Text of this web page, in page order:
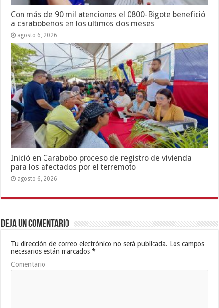
Con más de 90 mil atenciones el 0800-Bigote benefició
a carabobeños en los últimos dos meses
agosto 6, 2026
Inició en Carabobo proceso de registro de vivienda
para los afectados por el terremoto
agosto 6, 2026
Deja un comentario
Tu dirección de correo electrónico no será publicada. Los campos
necesarios están marcados*
Comentario